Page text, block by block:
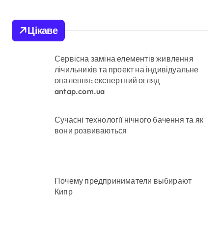
Цікаве
Сервісна заміна елементів живлення
лічильників та проект на індивідуальне
опалення: експертний огляд
antap.com.ua
Сучасні технології нічного бачення та як
вони розвиваються
Почему предприниматели выбирают
Кипр